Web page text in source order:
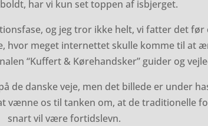
har vi kun set toppen af isbjerget.
og jeg tror ikke helt, vi fatter det før
hvor meget internettet skulle komme til at
“Kuffert & Kørehandsker” guider og
de danske veje, men det billede er under
vænne os til tanken om, at de traditionelle
snart vil være fortidslevn.